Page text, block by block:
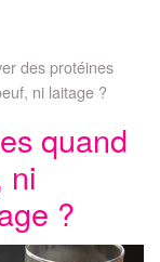
des protéines
ni laitage ?
quand
ni
?